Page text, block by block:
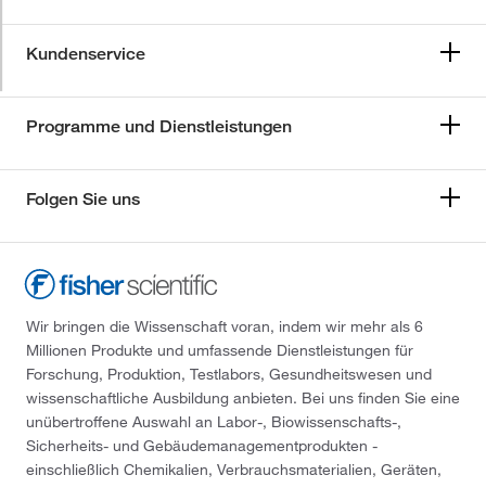
Kundenservice
Programme und Dienstleistungen
Folgen Sie uns
Wir bringen die Wissenschaft voran, indem wir mehr als 6
Millionen Produkte und umfassende Dienstleistungen für
Forschung, Produktion, Testlabors, Gesundheitswesen und
wissenschaftliche Ausbildung anbieten. Bei uns finden Sie eine
unübertroffene Auswahl an Labor-, Biowissenschafts-,
Sicherheits- und Gebäudemanagementprodukten -
einschließlich Chemikalien, Verbrauchsmaterialien, Geräten,